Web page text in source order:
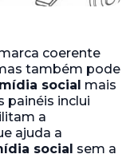
coerente
também pode
social mais
painéis inclui
a
ajuda a
social sem a